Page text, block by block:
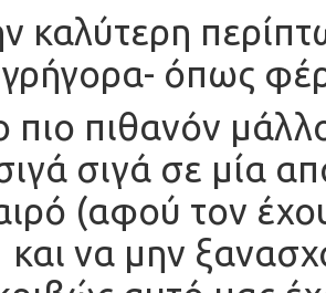
καλύτερη
όπως
πιο πιθανόν
σιγά σε μία
(αφού τον
και να μην